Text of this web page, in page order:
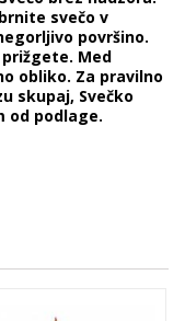
svečo v
površino.
Med
obliko. Za pravilno
skupaj, Svečko
od podlage.